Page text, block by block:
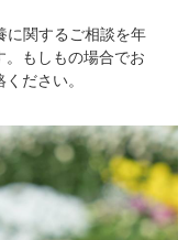
に関するご相談を年
。もしもの場合でお
ださい。